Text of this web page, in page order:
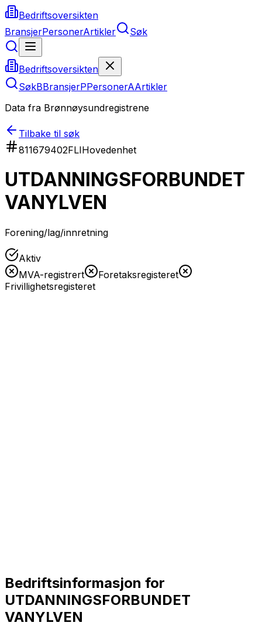
Bedriftsoversikten
BransjerPersonerArtikler Søk
Bedriftsoversikten
SøkBBransjerPPersonerAArtikler
Data fra Brønnøysundregistrene
Tilbake til søk
811679402FLIHovedenhet
UTDANNINGSFORBUNDET
VANYLVEN
Forening/lag/innretning
Aktiv
MVA-registrert
Foretaksregisteret
Frivillighetsregisteret
Bedriftsinformasjon for
UTDANNINGSFORBUNDET
VANYLVEN